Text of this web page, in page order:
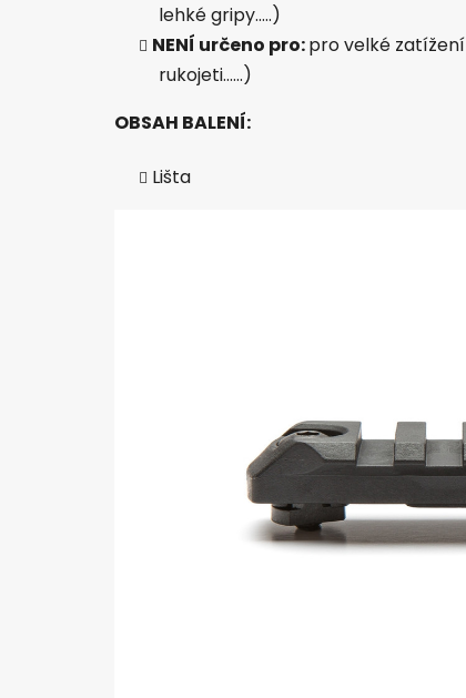
lehké gripy.....)
NENÍ určeno pro:pro velké
rukojeti......)
OBSAH BALENÍ:
Lišta